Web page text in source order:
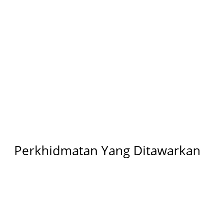
Perkhidmatan Yang Ditawarkan